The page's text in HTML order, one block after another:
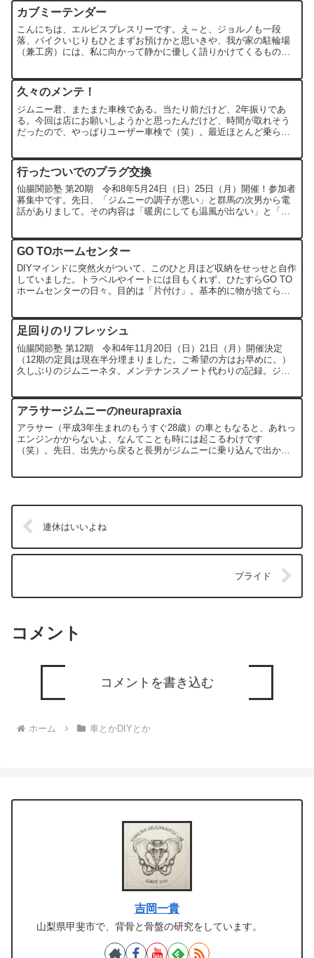
カブミーテンダー
こんにちは、エルビスプレスリーです。え～と、ジョルノも一段
落、バイクいじりもひとまずお預けかと思いきや、我が家の駐輪場
（兼工房）には、私に向かって静かに優しく語りかけてくるものが
久々のメンテ！
ジムニー君、またまた車検である。当たり前だけど、2年振りであ
る。今回は店にお願いしようかと思ったんだけど、時間が取れそう
だったので、やっぱりユーザー車検で（笑）。最近ほとんど乗らな
行ったついでのプラグ交換
仙腸関節塾 第20期 令和8年5月24日（日）25日（月）開催！参加者
募集中です。先日、「ジムニーの調子が悪い」と群馬の次男から電
話がありまして。その内容は「暖房にしても温風が出ない」と「高
GO TOホームセンター
DIYマインドに突然火がついて、このひと月ほど収納をせっせと自作
していました。トラベルやイートには目もくれず、ひたすらGO TO
ホームセンターの日々。目的は「片付け」。基本的に物が捨てられ
足回りのリフレッシュ
仙腸関節塾 第12期 令和4年11月20日（日）21日（月）開催決定
（12期の定員は現在半分埋まりました。ご希望の方はお早めに。）
久しぶりのジムニーネタ。メンテナンスノート代わりの記録。ジム
アラサージムニーのneurapraxia
アラサー（平成3年生まれのもうすぐ28歳）の車ともなると、あれっ
エンジンかからないよ、なんてことも時には起こるわけです
（笑）。先日、出先から戻ると長男がジムニーに乗り込んで出かけ
連休はいいよね
プライド
コメント
コメントを書き込む
ホーム 車とかDIYとか
吉岡一貴
山梨県甲斐市で、背骨と骨盤の研究をしています。